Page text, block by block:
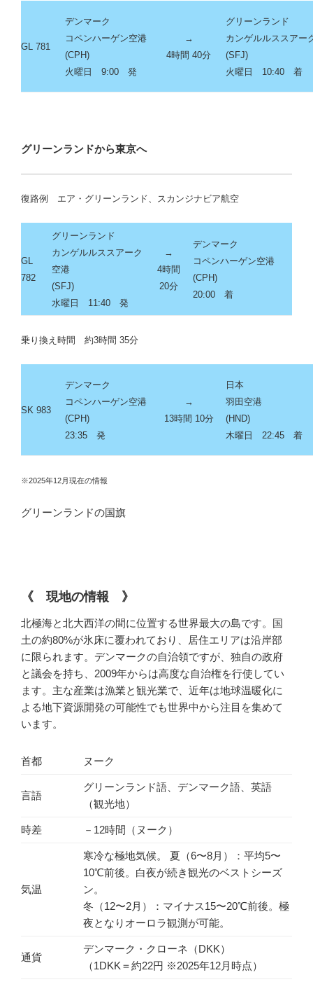
GL 781
デンマーク
コペンハーゲン空港
(CPH)
火曜日 9:00 発
→
4時間 40分
グリーンランド
カンゲルルススアー
(SFJ)
火曜日 10:40 着
グリーンランドから東京へ
復路例 エア・グリーンランド、スカンジナビア航空
GL
782
グリーンランド
カンゲルルススアーク
空港
(SFJ)
水曜日 11:40 発
→
4時間
20分
デンマーク
コペンハーゲン空港
(CPH)
20:00 着
乗り換え時間 約3時間 35分
SK 983
デンマーク
コペンハーゲン空港
(CPH)
23:35 発
→
13時間 10分
日本
羽田空港
(HND)
木曜日 22:45 着
※2025年12月現在の情報
グリーンランドの国旗
《 現地の情報 》
北極海と北大西洋の間に位置する世界最大の島です。国
土の約80%が氷床に覆われており、居住エリアは沿岸部
に限られます。デンマークの自治領ですが、独自の政府
と議会を持ち、2009年からは高度な自治権を行使してい
ます。主な産業は漁業と観光業で、近年は地球温暖化に
よる地下資源開発の可能性でも世界中から注目を集めて
います。
首都 ヌーク
言語
グリーンランド語、デンマーク語、英語
（観光地）
時差 －12時間（ヌーク）
気温
寒冷な極地気候。 夏（6〜8月）：平均5〜
10℃前後。白夜が続き観光のベストシーズ
ン。
冬（12〜2月）：マイナス15〜20℃前後。極
夜となりオーロラ観測が可能。
通貨
デンマーク・クローネ（DKK）
（1DKK＝約22円 ※2025年12月時点）